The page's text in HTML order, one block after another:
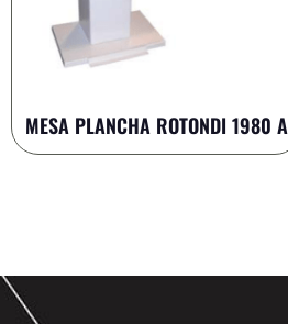
MESA PLANCHA ROTONDI 1980 A